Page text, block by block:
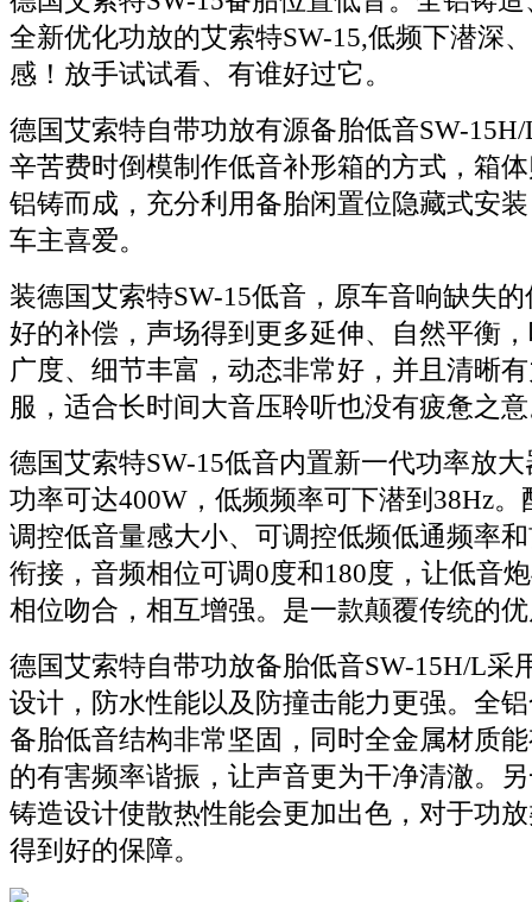
全新优化功放的艾索特SW-15,低频下潜深
感！放手试试看、有谁好过它。
德国艾索特自带功放有源备胎低音SW-
辛苦费时倒模制作低音补形箱的方式，箱
铝铸而成，充分利用备胎闲置位隐藏式安
车主喜爱。
装德国艾索特SW-15低音，原车音响缺失
好的补偿，声场得到更多延伸、自然平衡
广度、细节丰富，动态非常好，并且清晰
服，适合长时间大音压聆听也没有疲惫之
德国艾索特SW-15低音内置新一代功率放
功率可达400W，低频频率可下潜到38Hz
调控低音量感大小、可调控低频低通频率
衔接，音频相位可调0度和180度，让低音
相位吻合，相互增强。是一款颠覆传统的
德国艾索特自带功放备胎低音SW-15H/L采
设计，防水性能以及防撞击能力更强。全
备胎低音结构非常坚固，同时全金属材质
的有害频率谐振，让声音更为干净清澈。
铸造设计使散热性能会更加出色，对于功
得到好的保障。